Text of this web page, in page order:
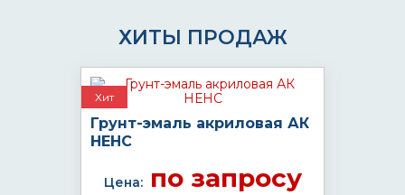
ХИТЫ ПРОДАЖ
Хит
Грунт-эмаль акриловая АК
НЕНС
Цена:по запросу